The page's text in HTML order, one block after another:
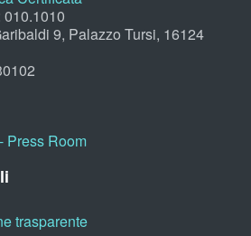
9, Palazzo Tursi, 16124
Press Room
trasparente